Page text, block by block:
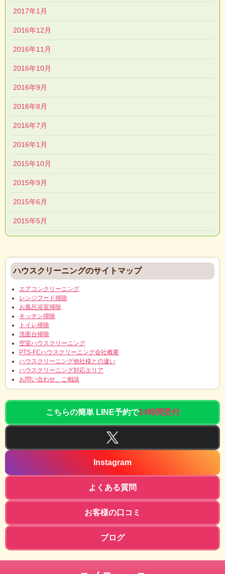
2017年1月
2016年12月
2016年11月
2016年10月
2016年9月
2016年8月
2016年7月
2016年1月
2015年10月
2015年9月
2015年6月
2015年5月
ハウスクリーニングのサイトマップ
エアコンクリーニング
レンジフード掃除
お風呂浴室掃除
キッチン掃除
トイレ掃除
洗面台掃除
空室ハウスクリーニング
PTS-FCハウスクリーニング会社概要
ハウスクリーニング他社様との違い
ハウスクリーニング対応エリア
お問い合わせ、ご相談
こちらの簡単 LINE予約で24時間受付
Instagram
よくある質問
お客様の口コミ
ブログ